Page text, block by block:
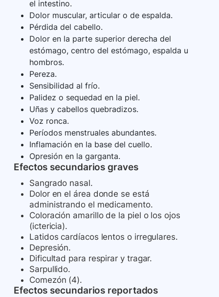
el intestino.
Dolor muscular, articular o de espalda.
Pérdida del cabello.
Dolor en la parte superior derecha del
estómago, centro del estómago, espalda u
hombros.
Pereza.
Sensibilidad al frío.
Palidez o sequedad en la piel.
Uñas y cabellos quebradizos.
Voz ronca.
Períodos menstruales abundantes.
Inflamación en la base del cuello.
Opresión en la garganta.
Efectos secundarios graves
Sangrado nasal.
Dolor en el área donde se está
administrando el medicamento.
Coloración amarillo de la piel o los ojos
(ictericia).
Latidos cardíacos lentos o irregulares.
Depresión.
Dificultad para respirar y tragar.
Sarpullido.
Comezón (4).
Efectos secundarios reportados